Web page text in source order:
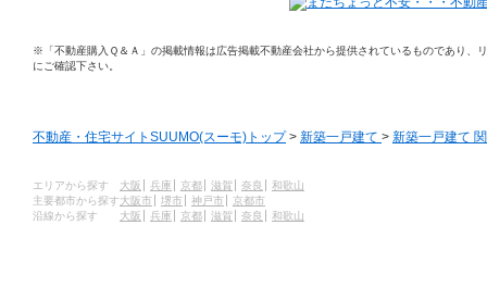
※「不動産購入Ｑ＆Ａ」の掲載情報は広告掲載不動産会社から提供されているものであり
にご確認下さい。
不動産・住宅サイトSUUMO(スーモ)トップ> 新築一戸建て > 新築一戸建て
エリアから探す 大阪 兵庫 京都 滋賀 奈良
和歌山
主要都市から探す大阪市 堺市 神戸市
京都市
沿線から探す
大阪 兵庫 京都 滋賀 奈良 和歌山